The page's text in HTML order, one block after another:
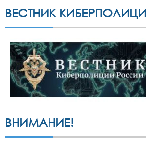
ВЕСТНИК
ВНИМАНИЕ!